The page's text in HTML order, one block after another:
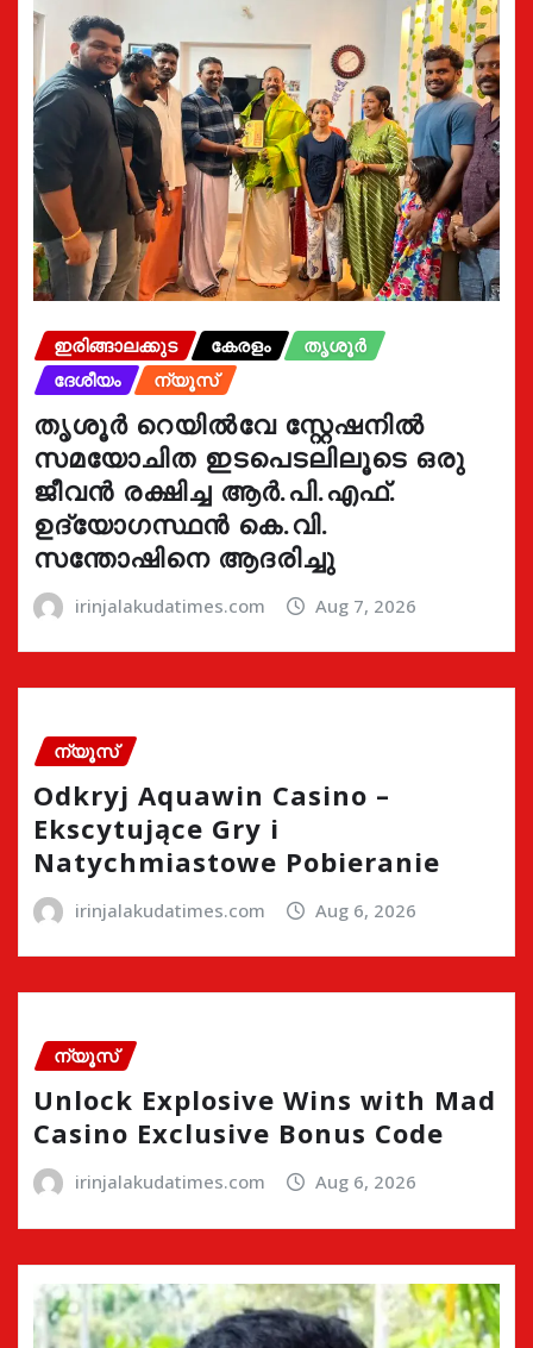
ഇരിങ്ങാലക്കുട കേരളം
തൃശൂർ
ദേശീയം
ന്യൂസ്
തൃശൂർ റെയിൽവേ സ്റ്റേഷനിൽ
സമയോചിത ഇടപെടലിലൂടെ ഒരു
ജീവൻ രക്ഷിച്ച ആർ.പി.എഫ്.
ഉദ്യോഗസ്ഥൻ കെ.വി.
സന്തോഷിനെ ആദരിച്ചു
irinjalakudatimes.com Aug 7, 2026
ന്യൂസ്
Odkryj Aquawin Casino –
Ekscytujące Gry i
Natychmiastowe Pobieranie
irinjalakudatimes.com Aug 6, 2026
ന്യൂസ്
Unlock Explosive Wins with Mad
Casino Exclusive Bonus Code
irinjalakudatimes.com Aug 6, 2026